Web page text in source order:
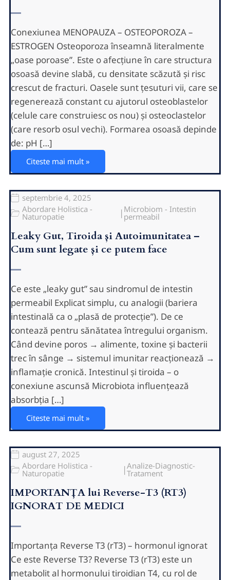
Conexiunea MENOPAUZA – OSTEOPOROZA –
ESTROGEN Osteoporoza înseamnă literalmente
„oase poroase”. Este o afecțiune în care structura
osoasă devine slabă, cu densitate scăzută și risc
crescut de fracturi. Oasele sunt țesuturi vii, care se
regenerează constant cu ajutorul osteoblastelor
(celule care construiesc os nou) și osteoclastelor
(care resorb osul vechi). Formarea osoasă depinde
de: pH […]
Citeste mai mult »
septembrie 4, 2025
Abordare Holistica -
Naturopatie | Microbiom - Intestin
permeabil
Leaky Gut, Tiroida și Autoimunitatea –
Cum sunt legate și ce putem face
Ce este „leaky gut” sau sindromul de intestin
permeabil Explicat simplu, cu analogii (bariera
intestinală ca o „plasă de protecție”). De ce
contează pentru sănătatea întregului organism.
Când devine poros → alimente, toxine și bacterii
trec în sânge → sistemul imunitar reacționează →
inflamație cronică. Intestinul și tiroida – o
conexiune ascunsă Microbiota influențează
absorbția […]
Citeste mai mult »
august 27, 2025
Abordare Holistica -
Naturopatie |Analize-Diagnostic-
Tratament
IMPORTANȚA lui Reverse-T3 (RT3)
IGNORAT DE MEDICI
Importanța Reverse T3 (rT3) – hormonul ignorat
Ce este Reverse T3? Reverse T3 (rT3) este un
metabolit al hormonului tiroidian T4, cu rol de